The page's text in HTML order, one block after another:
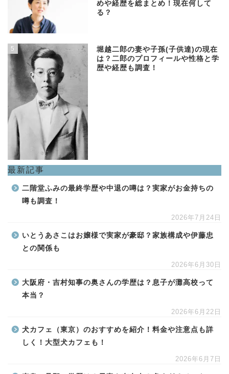
めや経歴を総まとめ！現在何して
る？
5
堀越二郎の妻や子孫(子供達)の現在
は？二郎のプロフィールや性格と学
歴や経歴も調査！
最新記事
二階堂ふみの最終学歴や中退の噂は？実家がお金持ちの
噂も調査！
2026年7月24日
いとうあさこはお嬢様で実家が豪邸？家族構成や伊藤忠
との関係も
2026年6月30日
大阪府・吉村知事の奥さんの学歴は？息子が灘高校って
本当？
2026年6月22日
犬カフェ（東京）のおすすめを紹介！料金や注意点も詳
しく！大型犬カフェも！
2026年6月7日